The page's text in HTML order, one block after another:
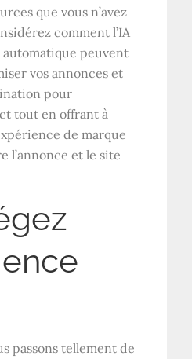
que vous n’avez
comment l’IA
automatique peuvent
vos annonces et
pour
tout en offrant à
de marque
l’annonce et le site
passons tellement de